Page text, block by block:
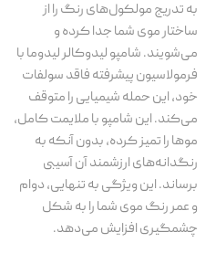
به تدریج مولکول‌های رنگ را از
ساختار موی شما جدا کرده و
می‌شویند. شامپو لیدوکالر لیدوما با
فرمولاسیون پیشرفته فاقد سولفات
خود، این حمله شیمیایی را متوقف
می‌کند. این شامپو با ملایمت کامل،
موها را تمیز کرده، بدون آنکه به
رنگدانه‌های ارزشمند آن آسیبی
برساند. این ویژگی به تنهایی، دوام
و عمر رنگ موی شما را به شکل
چشمگیری افزایش می‌دهد.